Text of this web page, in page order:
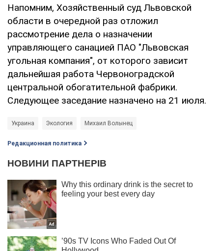
Напомним, Хозяйственный суд Львовской
области в очередной раз отложил
рассмотрение дела о назначении
управляющего санацией ПАО "Львовская
угольная компания", от которого зависит
дальнейшая работа Червоноградской
центральной обогатительной фабрики.
Следующее заседание назначено на 21 июля.
Украина Экология Михаил Волынец
Редакционная политика